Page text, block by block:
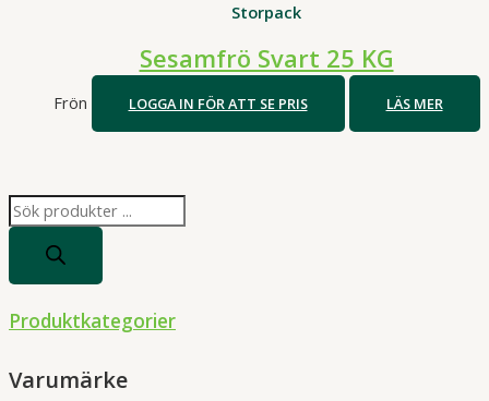
P
u
Produktkategorier
Varumärke
Storpack
Sesamfrö Svart 25 KG
Frön LOGGA IN FÖR ATT SE PRIS LÄS MER